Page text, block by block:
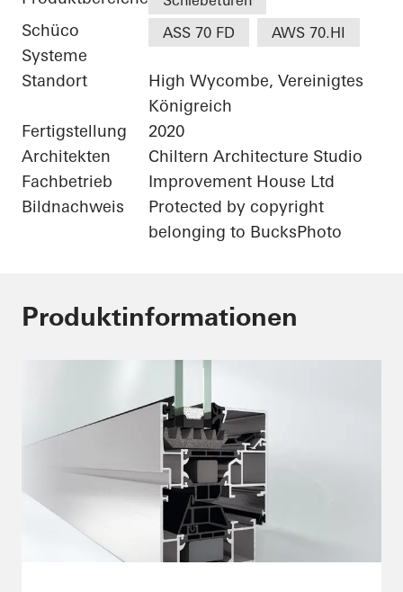
Schüco
Systeme
ASS 70 FD AWS 70.HI
Standort
High Wycombe, Vereinigtes
Königreich
Fertigstellung
2020
Architekten
Chiltern Architecture Studio
Fachbetrieb
Improvement House Ltd
Bildnachweis
Protected by copyright
belonging to BucksPhoto
Produktinformationen